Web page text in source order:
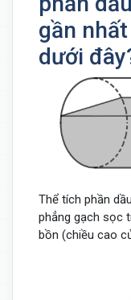
gần
dưới
Thể tích phần
phẳng gạch sọc
bồn (chiều cao